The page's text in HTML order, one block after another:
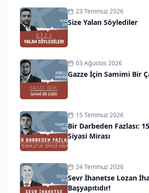
23 Temmuz 2026
Size Yalan Söylediler
03 Ağustos 2026
Gazze İçin Samimi Bir
15 Temmuz 2026
Bir Darbeden Fazlası:
Siyasi Mirası
24 Temmuz 2026
Sevr İhanetse Lozan
Başyapıtıdır!